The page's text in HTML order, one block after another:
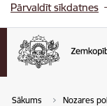
Pārvaldīt sīkdatnes
Sākums Nozares